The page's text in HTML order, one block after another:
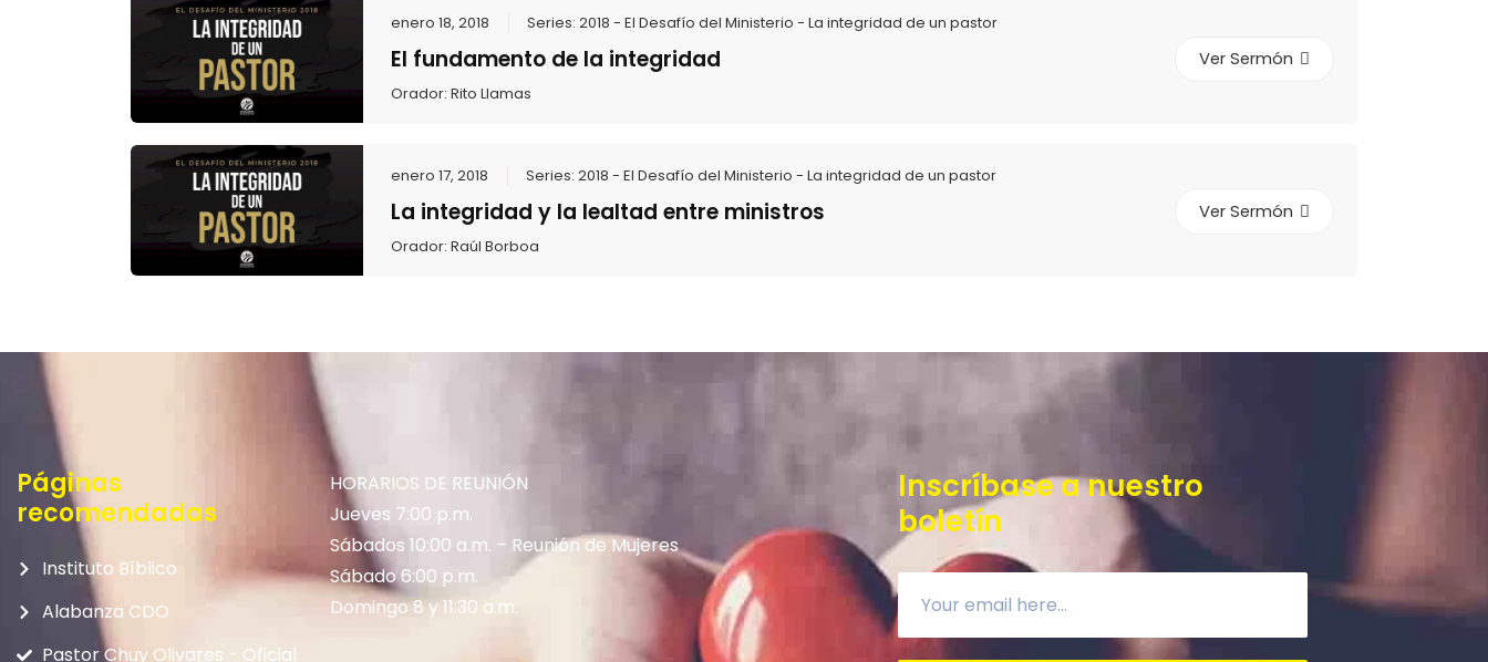
enero 18, 2018 Series:2018 - El Desafío del Ministerio - La integridad de un pastor
El fundamento de la integridad
Orador:Rito Llamas
Ver Sermón
enero 17, 2018 Series:2018 - El Desafío del Ministerio - La integridad de un pastor
La integridad y la lealtad entre ministros
Orador:Raúl Borboa
Ver Sermón
Páginas
recomendadas
Instituto Bíblico
Alabanza CDO
Pastor Chuy Olivares - Oficial
HORARIOS DE REUNIÓN
Jueves 7:00 p.m.
Sábados 10:00 a.m. – Reunión de Mujeres
Sábado 6:00 p.m.
Domingo 8 y 11:30 a.m.
Inscríbase a nuestro
boletín